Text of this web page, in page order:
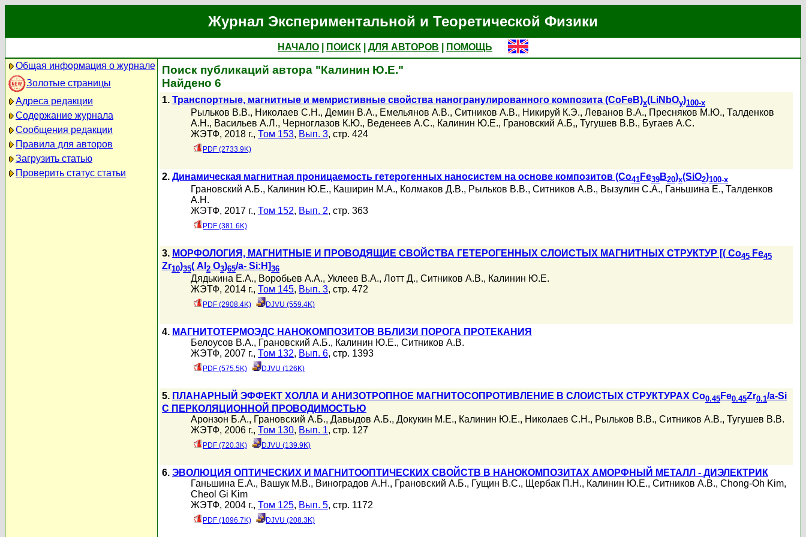
Журнал Экспериментальной и Теоретической Физики
НАЧАЛО ПОИСК ДЛЯ АВТОРОВ
ПОМОЩЬ
Общая информация о журнале
Золотые страницы
Адреса редакции
Содержание журнала
Сообщения редакции
Правила для авторов
Загрузить статью
Проверить статус статьи
Поиск публикаций автора "Калинин Ю.Е."
Найдено 6
1. Транспортные, магнитные и мемристивные свойства наногранулированного композита (CoFeB)x(LiNbOy)100-x
Рыльков В.В., Николаев С.Н., Демин В.А., Емельянов А.В., Ситников А.В., Никируй К.Э., Леванов В.А., Пресняков М.Ю., Талденков
А.Н., Васильев А.Л., Черноглазов К.Ю., Веденеев А.С., Калинин Ю.Е., Грановский А.Б,, Тугушев В.В., Бугаев А.С.
ЖЭТФ, 2018 г., Том 153, Вып. 3, стр. 424
PDF (2733.9K)
2. Динамическая магнитная проницаемость гетерогенных наносистем на основе композитов (Co41 Fe39 B20)x(SiO2)100-x
Грановский А.Б., Калинин Ю.Е., Каширин М.А., Колмаков Д.В., Рыльков В.В., Ситников А.В., Вызулин С.А., Ганьшина Е., Талденков
А.Н.
ЖЭТФ, 2017 г., Том 152, Вып. 2, стр. 363
PDF (381.6K)
3. МОРФОЛОГИЯ, МАГНИТНЫЕ И ПРОВОДЯЩИЕ СВОЙСТВА ГЕТЕРОГЕННЫХ СЛОИСТЫХ МАГНИТНЫХ СТРУКТУР [( Co45 Fe45
Zr10)35( Al 2 O3)65/a- Si:H]36
Дядькина Е.А., Воробьев А.А., Уклеев В.А., Лотт Д., Ситников А.В., Калинин Ю.Е.
ЖЭТФ, 2014 г., Том 145, Вып. 3, стр. 472
PDF (2908.4K) DJVU (559.4K)
4. МАГНИТОТЕРМОЭДС НАНОКОМПОЗИТОВ ВБЛИЗИ ПОРОГА ПРОТЕКАНИЯ
Белоусов В.А., Грановский А.Б., Калинин Ю.Е., Ситников А.В.
ЖЭТФ, 2007 г., Том 132, Вып. 6, стр. 1393
PDF (575.5K) DJVU (126K)
5. ПЛАНАРНЫЙ ЭФФЕКТ ХОЛЛА И АНИЗОТРОПНОЕ МАГНИТОСОПРОТИВЛЕНИЕ В СЛОИСТЫХ СТРУКТУРАХ Co0.45 Fe0.45Zr0.1/a-Si
С ПЕРКОЛЯЦИОННОЙ ПРОВОДИМОСТЬЮ
Аронзон Б.А., Грановский А.Б., Давыдов А.Б., Докукин М.Е., Калинин Ю.Е., Николаев С.Н., Рыльков В.В., Ситников А.В., Тугушев В.В.
ЖЭТФ, 2006 г., Том 130, Вып. 1, стр. 127
PDF (720.3K) DJVU (139.9K)
6. ЭВОЛЮЦИЯ ОПТИЧЕСКИХ И МАГНИТООПТИЧЕСКИХ СВОЙСТВ В НАНОКОМПОЗИТАХ АМОРФНЫЙ МЕТАЛЛ - ДИЭЛЕКТРИК
Ганьшина Е.А., Вашук М.В., Виноградов А.Н., Грановский А.Б., Гущин В.С., Щербак П.Н., Калинин Ю.Е., Ситников А.В., Chong-Oh Kim,
Cheol Gi Kim
ЖЭТФ, 2004 г., Том 125, Вып. 5, стр. 1172
PDF (1096.7K) DJVU (208.3K)